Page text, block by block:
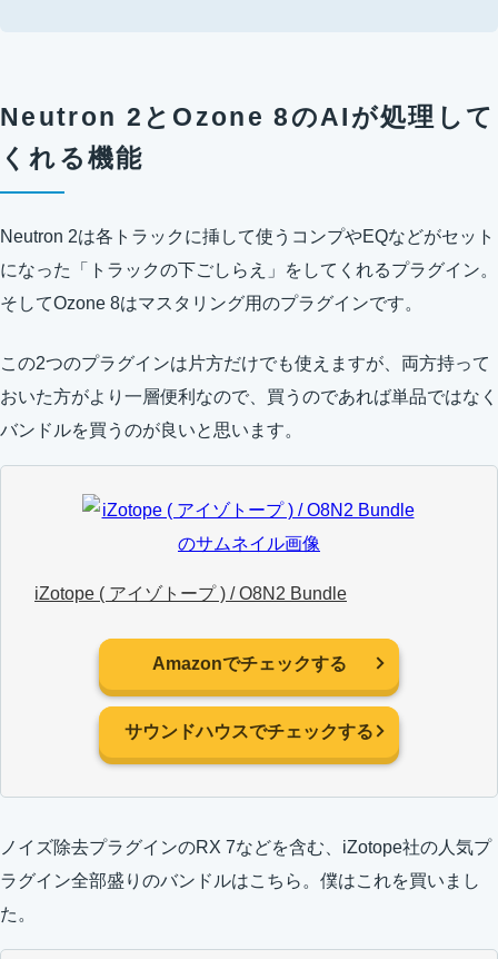
Neutron 2とOzone 8のAIが処理して
くれる機能
Neutron 2は各トラックに挿して使うコンプやEQなどがセット
になった「トラックの下ごしらえ」をしてくれるプラグイン。
そしてOzone 8はマスタリング用のプラグインです。
この2つのプラグインは片方だけでも使えますが、両方持って
おいた方がより一層便利なので、買うのであれば単品ではなく
バンドルを買うのが良いと思います。
iZotope ( アイゾトープ ) / O8N2 Bundle
Amazonでチェックする
サウンドハウスでチェックする
ノイズ除去プラグインのRX 7などを含む、iZotope社の人気プ
ラグイン全部盛りのバンドルはこちら。僕はこれを買いまし
た。